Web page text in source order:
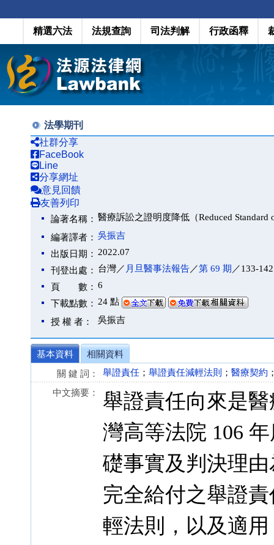
精選六法 法規查詢 司法判解 行政函釋
法學期刊
社群分享
FaceBook
Line
分享網址
意見回饋
友善列印
論著名稱： 醫療訴訟之證明度降低（Reduced
編著譯者： 吳振吉
出版日期： 2022.07
刊登出處： 台灣／ 月旦醫事法報告／第 69 期 ／133-
頁 數： 6
下載點數： 24 點
授 權 者： 吳振吉
基本資料
相關資料
關 鍵 詞：
舉證責任 ； 舉證責任減輕法則 ； 醫療契約
中文摘要：
舉證責任向來是
灣高等法院 106
礎事實及判決理
完全給付之舉證
輕法則，以及適